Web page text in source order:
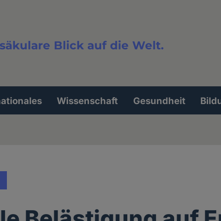
Blick auf die Welt.
Wissenschaft Gesundheit